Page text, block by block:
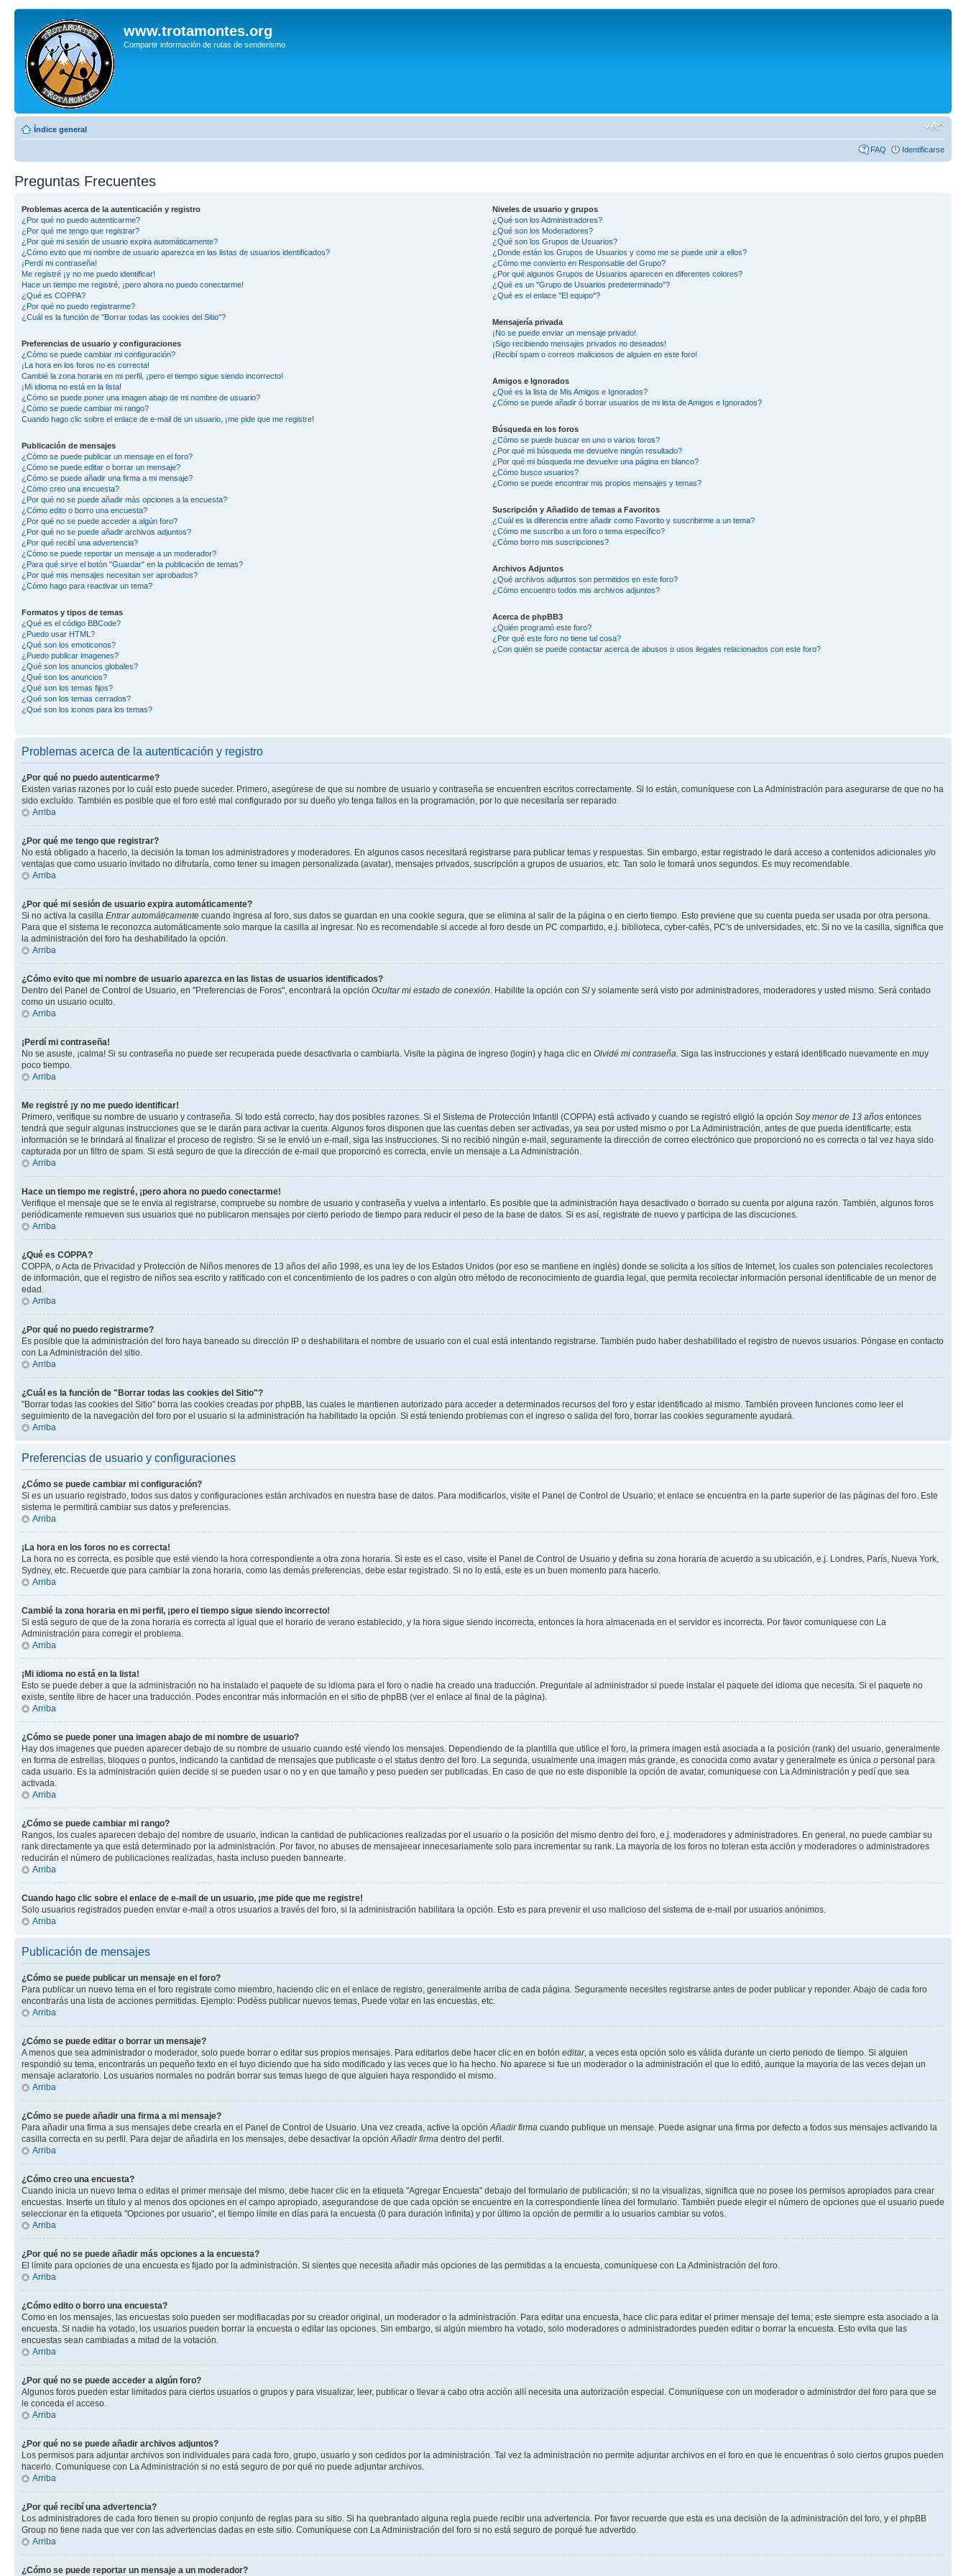
www.trotamontes.org
Compartir información de rutas de senderismo
Índice general
FAQ Identificarse
Preguntas Frecuentes
Problemas acerca de la autenticación y registro
¿Por qué no puedo autenticarme?
¿Por qué me tengo que registrar?
¿Por qué mi sesión de usuario expira automáticamente?
¿Cómo evito que mi nombre de usuario aparezca en las listas de usuarios identificados?
¡Perdí mi contraseña!
Me registré ¡y no me puedo identificar!
Hace un tiempo me registré, ¡pero ahora no puedo conectarme!
¿Qué es COPPA?
¿Por qué no puedo registrarme?
¿Cuál es la función de "Borrar todas las cookies del Sitio"?
Preferencias de usuario y configuraciones
¿Cómo se puede cambiar mi configuración?
¡La hora en los foros no es correcta!
Cambié la zona horaria en mi perfil, ¡pero el tiempo sigue siendo incorrecto!
¡Mi idioma no está en la lista!
¿Cómo se puede poner una imagen abajo de mi nombre de usuario?
¿Cómo se puede cambiar mi rango?
Cuando hago clic sobre el enlace de e-mail de un usuario, ¡me pide que me registre!
Publicación de mensajes
¿Cómo se puede publicar un mensaje en el foro?
¿Cómo se puede editar o borrar un mensaje?
¿Cómo se puede añadir una firma a mi mensaje?
¿Cómo creo una encuesta?
¿Por qué no se puede añadir más opciones a la encuesta?
¿Cómo edito o borro una encuesta?
¿Por qué no se puede acceder a algún foro?
¿Por qué no se puede añadir archivos adjuntos?
¿Por qué recibí una advertencia?
¿Cómo se puede reportar un mensaje a un moderador?
¿Para qué sirve el botón "Guardar" en la publicación de temas?
¿Por qué mis mensajes necesitan ser aprobados?
¿Cómo hago para reactivar un tema?
Formatos y tipos de temas
¿Qué es el código BBCode?
¿Puedo usar HTML?
¿Qué son los emoticonos?
¿Puedo publicar imagenes?
¿Qué son los anuncios globales?
¿Qué son los anuncios?
¿Qué son los temas fijos?
¿Qué son los temas cerrados?
¿Qué son los iconos para los temas?
Niveles de usuario y grupos
¿Qué son los Administradores?
¿Qué son los Moderadores?
¿Qué son los Grupos de Usuarios?
¿Donde están los Grupos de Usuarios y como me se puede unir a ellos?
¿Cómo me convierto en Responsable del Grupo?
¿Por qué algunos Grupos de Usuarios aparecen en diferentes colores?
¿Qué es un "Grupo de Usuarios predeterminado"?
¿Qué es el enlace "El equipo"?
Mensajería privada
¡No se puede enviar un mensaje privado!
¡Sigo recibiendo mensajes privados no deseados!
¡Recibí spam o correos maliciosos de alguien en este foro!
Amigos e Ignorados
¿Qué es la lista de Mis Amigos e Ignorados?
¿Cómo se puede añadir ó borrar usuarios de mi lista de Amigos e Ignorados?
Búsqueda en los foros
¿Cómo se puede buscar en uno o varios foros?
¿Por qué mi búsqueda me devuelve ningún resultado?
¿Por qué mi búsqueda me devuelve una página en blanco?
¿Cómo busco usuarios?
¿Como se puede encontrar mis propios mensajes y temas?
Suscripción y Añadido de temas a Favoritos
¿Cuál es la diferencia entre añadir como Favorito y suscribirme a un tema?
¿Cómo me suscribo a un foro o tema específico?
¿Cómo borro mis suscripciones?
Archivos Adjuntos
¿Qué archivos adjuntos son permitidos en este foro?
¿Cómo encuentro todos mis archivos adjuntos?
Acerca de phpBB3
¿Quién programó este foro?
¿Por qué este foro no tiene tal cosa?
¿Con quién se puede contactar acerca de abusos o usos ilegales relacionados con este foro?
Problemas acerca de la autenticación y registro
¿Por qué no puedo autenticarme?
Existen varias razones por lo cuál esto puede suceder. Primero, asegúrese de que su nombre de usuario y contraseña se encuentren escritos correctamente. Si lo están, comuníquese con La Administración para asegurarse de que no ha
sido excluído. También es posible que el foro esté mal configurado por su dueño y/o tenga fallos en la programación, por lo que necesitaría ser reparado.
Arriba
¿Por qué me tengo que registrar?
No está obligado a hacerlo, la decisión la toman los administradores y moderadores. En algunos casos necesitará registrarse para publicar temas y respuestas. Sin embargo, estar registrado le dará acceso a contenidos adicionales y/o
ventajas que como usuario invitado no difrutaría, como tener su imagen personalizada (avatar), mensajes privados, suscripción a grupos de usuarios, etc. Tan solo le tomará unos segundos. Es muy recomendable.
Arriba
¿Por qué mi sesión de usuario expira automáticamente?
Si no activa la casilla Entrar automáticamente cuando ingresa al foro, sus datos se guardan en una cookie segura, que se elimina al salir de la página o en cierto tiempo. Esto previene que su cuenta pueda ser usada por otra persona.
Para que el sistema le reconozca automáticamente solo marque la casilla al ingresar. No es recomendable si accede al foro desde un PC compartido, e.j. biblioteca, cyber-cafés, PC's de universidades, etc. Si no ve la casilla, significa que
la administración del foro ha deshabilitado la opción.
Arriba
¿Cómo evito que mi nombre de usuario aparezca en las listas de usuarios identificados?
Dentro del Panel de Control de Usuario, en "Preferencias de Foros", encontrará la opción Ocultar mi estado de conexión. Habilite la opción con SI y solamente será visto por administradores, moderadores y usted mismo. Será contado
como un usuario oculto.
Arriba
¡Perdí mi contraseña!
No se asuste, ¡calma! Si su contraseña no puede ser recuperada puede desactivarla o cambiarla. Visite la página de ingreso (login) y haga clic en Olvidé mi contraseña. Siga las instrucciones y estará identificado nuevamente en muy
poco tiempo.
Arriba
Me registré ¡y no me puedo identificar!
Primero, verifique su nombre de usuario y contraseña. Si todo está correcto, hay dos posibles razones. Si el Sistema de Protección Infantil (COPPA) está activado y cuando se registró eligió la opción Soy menor de 13 años entonces
tendrá que seguir algunas instrucciones que se le darán para activar la cuenta. Algunos foros disponen que las cuentas deben ser activadas, ya sea por usted mismo o por La Administración, antes de que pueda identificarte; esta
información se le brindará al finalizar el proceso de registro. Si se le envió un e-mail, siga las instrucciones. Si no recibió ningún e-mail, seguramente la dirección de correo electrónico que proporcionó no es correcta o tal vez haya sido
capturada por un filtro de spam. Si está seguro de que la dirección de e-mail que proporcinó es correcta, envíe un mensaje a La Administración.
Arriba
Hace un tiempo me registré, ¡pero ahora no puedo conectarme!
Verifique el mensaje que se le envia al registrarse, compruebe su nombre de usuario y contraseña y vuelva a intentarlo. Es posible que la administración haya desactivado o borrado su cuenta por alguna razón. También, algunos foros
periódicamente remueven sus usuarios que no publicaron mensajes por cierto periodo de tiempo para reducir el peso de la base de datos. Si es así, registrate de nuevo y participa de las discuciones.
Arriba
¿Qué es COPPA?
COPPA, o Acta de Privacidad y Protección de Niños menores de 13 años del año 1998, es una ley de los Estados Unidos (por eso se mantiene en inglés) donde se solicita a los sitios de Internet, los cuales son potenciales recolectores
de información, que el registro de niños sea escrito y ratificado con el concentimiento de los padres o con algún otro método de reconocimiento de guardia legal, que permita recolectar información personal identificable de un menor de
edad.
Arriba
¿Por qué no puedo registrarme?
Es posible que la administración del foro haya baneado su dirección IP o deshabilitara el nombre de usuario con el cual está intentando registrarse. También pudo haber deshabilitado el registro de nuevos usuarios. Póngase en contacto
con La Administración del sitio.
Arriba
¿Cuál es la función de "Borrar todas las cookies del Sitio"?
"Borrar todas las cookies del Sitio" borra las cookies creadas por phpBB, las cuales le mantienen autorizado para acceder a determinados recursos del foro y estar identificado al mismo. También proveen funciones como leer el
seguimiento de la navegación del foro por el usuario si la administración ha habilitado la opción. Si está teniendo problemas con el ingreso o salida del foro, borrar las cookies seguramente ayudará.
Arriba
Preferencias de usuario y configuraciones
¿Cómo se puede cambiar mi configuración?
Si es un usuario registrado, todos sus datos y configuraciones están archivados en nuestra base de datos. Para modificarlos, visite el Panel de Control de Usuario; el enlace se encuentra en la parte superior de las páginas del foro. Este
sistema le permitirá cambiar sus datos y preferencias.
Arriba
¡La hora en los foros no es correcta!
La hora no es correcta, es posible que esté viendo la hora correspondiente a otra zona horaria. Si este es el caso, visite el Panel de Control de Usuario y defina su zona horaria de acuerdo a su ubicación, e.j. Londres, París, Nueva York,
Sydney, etc. Recuerde que para cambiar la zona horaria, como las demás preferencias, debe estar registrado. Si no lo está, este es un buen momento para hacerlo.
Arriba
Cambié la zona horaria en mi perfil, ¡pero el tiempo sigue siendo incorrecto!
Si está seguro de que de la zona horaria es correcta al igual que el horario de verano establecido, y la hora sigue siendo incorrecta, entonces la hora almacenada en el servidor es incorrecta. Por favor comuniquese con La
Administración para corregir el problema.
Arriba
¡Mi idioma no está en la lista!
Esto se puede deber a que la administración no ha instalado el paquete de su idioma para el foro o nadie ha creado una traducción. Preguntale al administrador si puede instalar el paquete del idioma que necesita. Si el paquete no
existe, sentíte libre de hacer una traducción. Podes encontrar más información en el sitio de phpBB (ver el enlace al final de la página).
Arriba
¿Cómo se puede poner una imagen abajo de mi nombre de usuario?
Hay dos imagenes que pueden aparecer debajo de su nombre de usuario cuando esté viendo los mensajes. Dependiendo de la plantilla que utilice el foro, la primera imagen está asociada a la posición (rank) del usuario, generalmente
en forma de estrellas, bloques o puntos, indicando la cantidad de mensajes que publicaste o el status dentro del foro. La segunda, usualmente una imagen más grande, es conocida como avatar y generalmete es única o personal para
cada usuario. Es la administración quien decide si se pueden usar o no y en que tamaño y peso pueden ser publicadas. En caso de que no este disponible la opción de avatar, comuniquese con La Administración y pedí que sea
activada.
Arriba
¿Cómo se puede cambiar mi rango?
Rangos, los cuales aparecen debajo del nombre de usuario, indican la cantidad de publicaciones realizadas por el usuario o la posición del mismo dentro del foro, e.j. moderadores y administradores. En general, no puede cambiar su
rank directamente ya que está determinado por la administración. Por favor, no abuses de mensajeear innecesariamente solo para incrementar su rank. La mayoría de los foros no toleran esta acción y moderadores o administradores
reducirán el número de publicaciones realizadas, hasta incluso pueden bannearte.
Arriba
Cuando hago clic sobre el enlace de e-mail de un usuario, ¡me pide que me registre!
Solo usuarios registrados pueden enviar e-mail a otros usuarios a través del foro, si la administración habilitara la opción. Esto es para prevenir el uso malicioso del sistema de e-mail por usuarios anónimos.
Arriba
Publicación de mensajes
¿Cómo se puede publicar un mensaje en el foro?
Para publicar un nuevo tema en el foro registrate como miembro, haciendo clic en el enlace de registro, generalmente arriba de cada página. Seguramente necesites registrarse antes de poder publicar y reponder. Abajo de cada foro
encontrarás una lista de acciones permitidas. Ejemplo: Podéss publicar nuevos temas, Puede votar en las encuestas, etc.
Arriba
¿Cómo se puede editar o borrar un mensaje?
A menos que sea administrador o moderador, solo puede borrar o editar sus propios mensajes. Para editarlos debe hacer clic en en botón editar, a veces esta opción solo es válida durante un cierto periodo de tiempo. Si alguien
respondió su tema, encontrarás un pequeño texto en el tuyo diciendo que ha sido modificado y las veces que lo ha hecho. No aparece si fue un moderador o la administración el que lo editó, aunque la mayoria de las veces dejan un
mensaje aclaratorio. Los usuarios normales no podrán borrar sus temas luego de que alguien haya respondido el mismo.
Arriba
¿Cómo se puede añadir una firma a mi mensaje?
Para añadir una firma a sus mensajes debe crearla en el Panel de Control de Usuario. Una vez creada, active la opciónAñadir firma cuando publique un mensaje. Puede asignar una firma por defecto a todos sus mensajes activando la
casilla correcta en su perfil. Para dejar de añadirla en los mensajes, debe desactivar la opciónAñadir firma dentro del perfil.
Arriba
¿Cómo creo una encuesta?
Cuando inicia un nuevo tema o editas el primer mensaje del mismo, debe hacer clic en la etiqueta "Agregar Encuesta" debajo del formulario de publicación; si no la visualizas, significa que no posee los permisos apropiados para crear
encuestas. Inserte un título y al menos dos opciones en el campo apropiado, asegurandose de que cada opción se encuentre en la correspondiente línea del formulario. También puede elegir el número de opciones que el usuario puede
seleccionar en la etiqueta "Opciones por usuario", el tiempo límite en días para la encuesta (0 para duración infinita) y por último la opción de permitir a lo usuarios cambiar su votos.
Arriba
¿Por qué no se puede añadir más opciones a la encuesta?
El límite para opciones de una encuesta es fijado por la administración. Si sientes que necesita añadir más opciones de las permitidas a la encuesta, comuníquese con La Administración del foro.
Arriba
¿Cómo edito o borro una encuesta?
Como en los mensajes, las encuestas solo pueden ser modifiacadas por su creador original, un moderador o la administración. Para editar una encuesta, hace clic para editar el primer mensaje del tema; este siempre esta asociado a la
encuesta. Si nadie ha votado, los usuarios pueden borrar la encuesta o editar las opciones. Sin embargo, si algún miembro ha votado, solo moderadores o administradordes pueden editar o borrar la encuesta. Esto evita que las
encuestas sean cambiadas a mitad de la votación.
Arriba
¿Por qué no se puede acceder a algún foro?
Algunos foros pueden estar limitados para ciertos usuarios o grupos y para visualizar, leer, publicar o llevar a cabo otra acción allí necesita una autorización especial. Comuníquese con un moderador o administrdor del foro para que se
le conceda el acceso.
Arriba
¿Por qué no se puede añadir archivos adjuntos?
Los permisos para adjuntar archivos son individuales para cada foro, grupo, usuario y son cedidos por la administración. Tal vez la administración no permite adjuntar archivos en el foro en que le encuentras ó solo ciertos grupos pueden
hacerlo. Comuníquese con La Administración si no está seguro de por qué no puede adjuntar archivos.
Arriba
¿Por qué recibí una advertencia?
Los administradores de cada foro tienen su propio conjunto de reglas para su sitio. Si ha quebrantado alguna regla puede recibir una advertencia. Por favor recuerde que esta es una decisión de la administración del foro, y el phpBB
Group no tiene nada que ver con las advertencias dadas en este sitio. Comuníquese con La Administración del foro si no está seguro de porqué fue advertido.
Arriba
¿Cómo se puede reportar un mensaje a un moderador?